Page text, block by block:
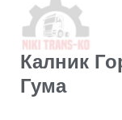
Калник
Гума